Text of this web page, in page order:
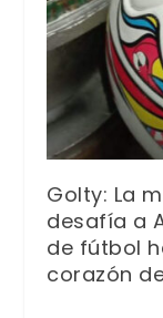
Golty: La
desafía a
de fútbol
corazón